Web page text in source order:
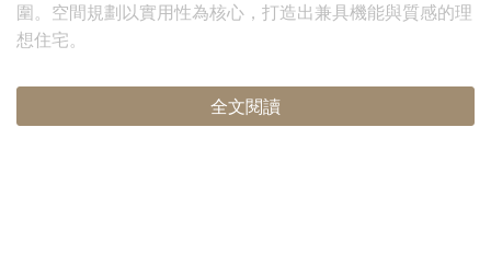
圍。空間規劃以實用性為核心，打造出兼具機能與質感的理
想住宅。
全文閱讀